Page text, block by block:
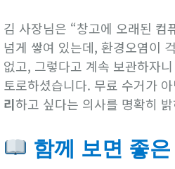
김 사장님은 “창고에 오래된 컴
넘게 쌓여 있는데, 환경오염이
없고, 그렇다고 계속 보관하자
토로하셨습니다. 무료 수거가 아
리하고 싶다는 의사를 명확히
함께 보면 좋은